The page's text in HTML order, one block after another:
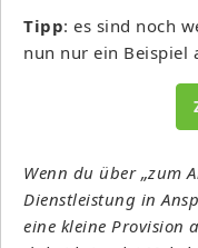
Tipp: es sind noch
nun nur ein Beispiel
Wenn du über „zum
Dienstleistung in
eine kleine Provision